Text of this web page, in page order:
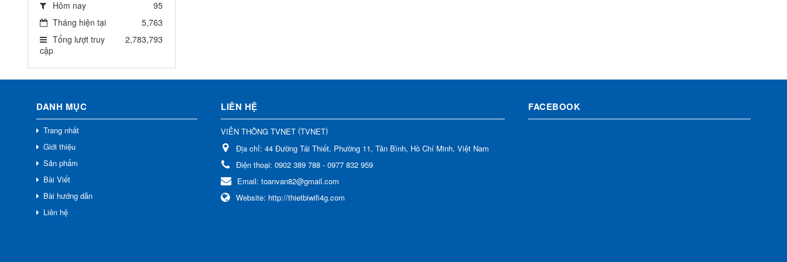
Hôm nay
95
Tháng hiện tại
5,763
Tổng lượt truy
cập
2,783,793
DANH MỤC
Trang nhất
Giới thiệu
Sản phẩm
Bài Viết
Bài hướng dẫn
Liên hệ
LIÊN HỆ
VIỄN THÔNG TVNET (TVNET)
Địa chỉ: 44 Đường Tái Thiết, Phường 11, Tân Bình, Hồ Chí Minh, Việt Nam
Điện thoại: 0902 389 788 - 0977 832 959
Email: toanvan82@gmail.com
Website: http://thietbiwifi4g.com
FACEBOOK